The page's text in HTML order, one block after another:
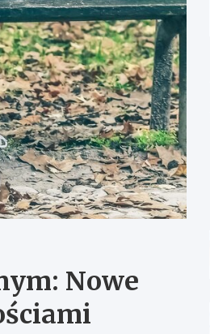
Nowe